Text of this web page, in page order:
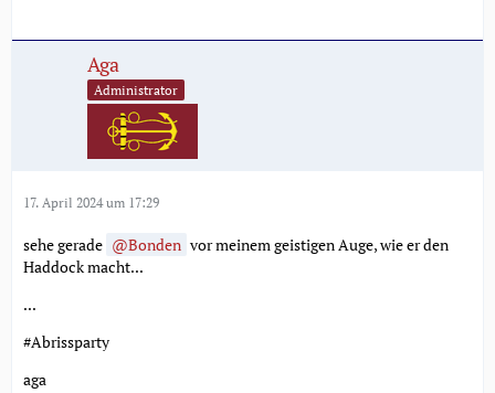
Aga
Administrator
17. April 2024 um 17:29
sehe gerade Bonden vor meinem geistigen Auge, wie er den
Haddock macht...
...
#Abrissparty
aga